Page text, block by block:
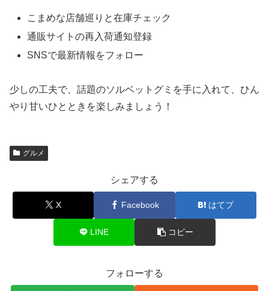
こまめな店舗巡りと在庫チェック
通販サイトの再入荷通知登録
SNSで最新情報をフォロー
少しの工夫で、話題のソルベットグミを手に入れて、ひん
やり甘いひとときを楽しみましょう！
グルメ
シェアする
X Facebook はてブ
LINE コピー
フォローする